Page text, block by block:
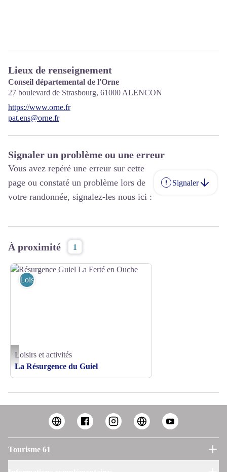
Lieux de renseignement
Conseil départemental de l'Orne
27 boulevard de Strasbourg, 61000 ALENCON
https://www.orne.fr
pat.ens@orne.fr
Signaler un problème ou une erreur
Vous avez repéré une erreur sur cette
page ou constaté un problème lors de
votre randonnée, signalez-les nous ici :
Signaler
À proximité 1
Résurgence Guiel La Ferté en Ouche - C. Aubert
Loisirs et activités
Loisirs et activités
La Résurgence du Guiel
Tourisme 61